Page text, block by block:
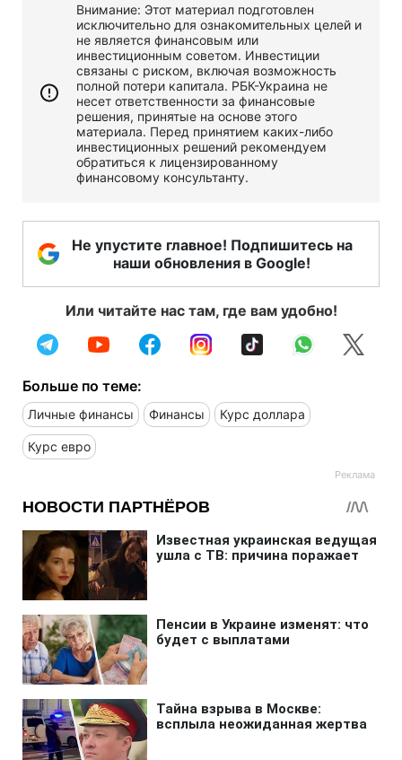
Внимание: Этот материал подготовлен
исключительно для ознакомительных целей и
не является финансовым или
инвестиционным советом. Инвестиции
связаны с риском, включая возможность
полной потери капитала. РБК-Украина не
несет ответственности за финансовые
решения, принятые на основе этого
материала. Перед принятием каких-либо
инвестиционных решений рекомендуем
обратиться к лицензированному
финансовому консультанту.
Не упустите главное! Подпишитесь на
наши обновления в Google!
Или читайте нас там, где вам удобно!
Больше по теме:
Личные финансы Финансы Курс доллара
Курс евро